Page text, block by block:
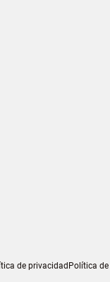
de privacidadPolítica